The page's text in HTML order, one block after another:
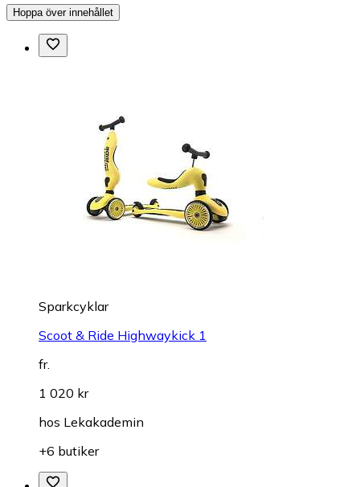
Hoppa över innehållet
Sparkcyklar
Scoot & Ride Highwaykick 1
fr.
1 020 kr
hos Lekakademin
+6 butiker